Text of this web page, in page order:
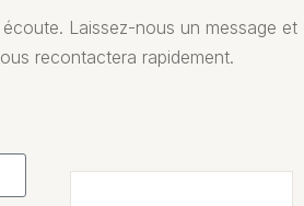
Laissez-nous un message et
recontactera rapidement.